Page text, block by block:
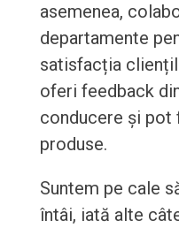
asemenea,
departamente
satisfacția
oferi feedback
conducere și pot
produse.
Suntem pe cale
întâi, iată alte